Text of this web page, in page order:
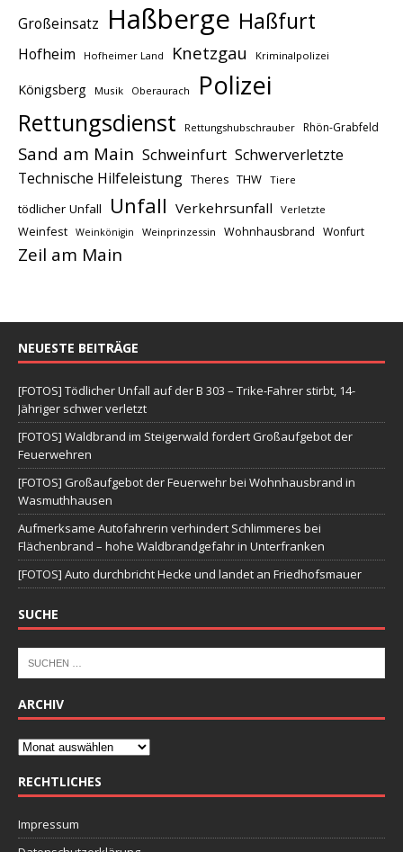
Großeinsatz Haßberge Haßfurt
Hofheim Hofheimer Land Knetzgau Kriminalpolizei
Königsberg Musik Oberaurach Polizei
Rettungsdienst Rettungshubschrauber Rhön-Grabfeld
Sand am Main Schweinfurt Schwerverletzte
Technische Hilfeleistung Theres THW Tiere
tödlicher Unfall Unfall Verkehrsunfall Verletzte
Weinfest Weinkönigin Weinprinzessin Wohnhausbrand Wonfurt
Zeil am Main
NEUESTE BEITRÄGE
[FOTOS] Tödlicher Unfall auf der B 303 – Trike-Fahrer stirbt, 14-
Jähriger schwer verletzt
[FOTOS] Waldbrand im Steigerwald fordert Großaufgebot der
Feuerwehren
[FOTOS] Großaufgebot der Feuerwehr bei Wohnhausbrand in
Wasmuthhausen
Aufmerksame Autofahrerin verhindert Schlimmeres bei
Flächenbrand – hohe Waldbrandgefahr in Unterfranken
[FOTOS] Auto durchbricht Hecke und landet an Friedhofsmauer
SUCHE
ARCHIV
RECHTLICHES
Impressum